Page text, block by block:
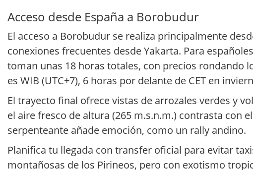
Acceso desde España a Borobudur
El acceso a Borobudur se realiza principalmente
conexiones frecuentes desde Yakarta. Para
toman unas 18 horas totales, con precios rondando
es WIB (UTC+7), 6 horas por delante de CET en
El trayecto final ofrece vistas de arrozales verdes y
el aire fresco de altura (265 m.s.n.m.) contrasta con
serpenteante añade emoción, como un rally andino.
Planifica tu llegada con transfer oficial para evitar
montañosas de los Pirineos, pero con exotismo